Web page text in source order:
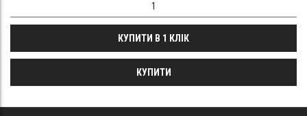
КУПИТИ В 1 КЛІК
КУПИТИ